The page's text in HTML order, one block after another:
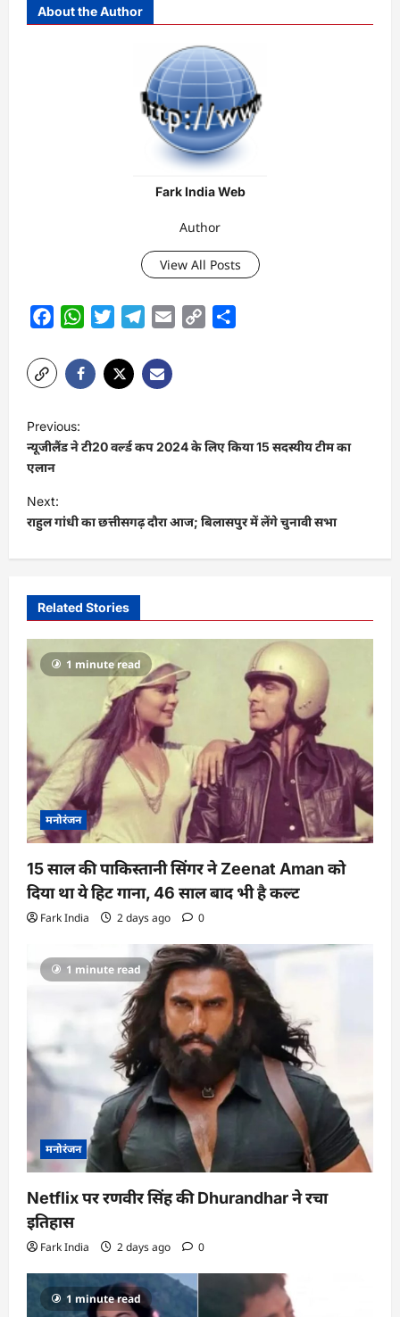
About the Author
Fark India Web
Author
View All Posts
FacebookWhatsAppTwitterTelegram
Email
Copy
P
o
s
t
n
a
g
a
o
n
Previous:
न्‍यूजीलैंड ने टी20 वर्ल्‍ड कप 2024 के लिए किया 15 सदस्‍यीय टीम का
एलान
Next:
राहुल गांधी का छत्तीसगढ़ दौरा आज; बिलासपुर में लेंगे चुनावी सभा
Related Stories
1 minute read
मनोरंजन
15 साल की पाकिस्तानी सिंगर ने Zeenat Aman को
दिया था ये हिट गाना, 46 साल बाद भी है कल्ट
Fark India 2 days ago 0
1 minute read
मनोरंजन
Netflix पर रणवीर सिंह की Dhurandhar ने रचा
इतिहास
Fark India 2 days ago 0
1 minute read